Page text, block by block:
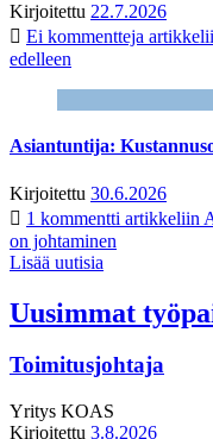
Kirjoitettu 22.7.2026
Ei kommentteja
edelleen
Asiantuntija:
Kirjoitettu 30.6.2026
1 kommentti artikkeliin
on johtaminen
Lisää uutisia
Uusimmat
Toimitusjohtaja
Yritys KOAS
Kirjoitettu 3.8.2026